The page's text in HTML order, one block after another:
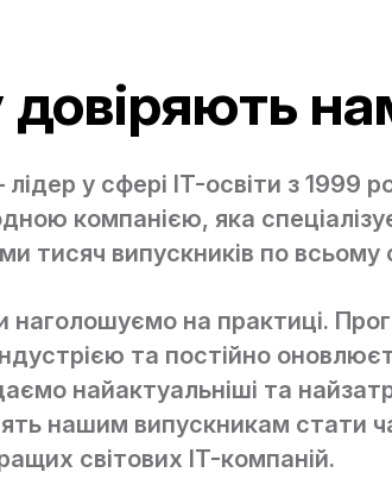
лідер у сфері IT-освіти з 1999
компанією, яка
тисяч випускників по всьому
наголошуємо на практиці.
та постійно
найактуальніші та
нашим випускникам стати
світових IT-компаній.